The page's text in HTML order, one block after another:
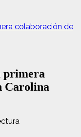
colaboración de
primera
Carolina